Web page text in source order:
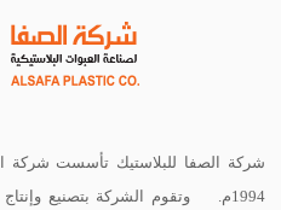
شركة الصفا للبلاستيك تأسست شركة
1994م. وتقوم الشركة بتصنيع